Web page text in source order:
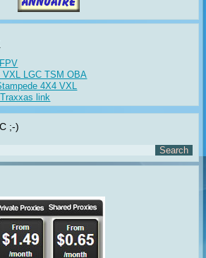
LGC TSM OBA
4X4 VXL
link
;-)